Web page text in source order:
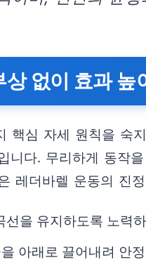
없이 효과 높
심 자세 원칙을 숙
다. 무리하게 동작
레더바렐 운동의 진
을 유지하도록 노력
아래로 끌어내려 안